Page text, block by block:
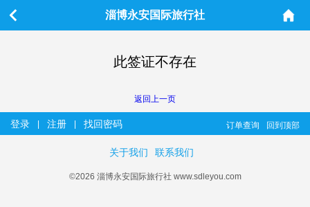
淄博永安国际旅行社
此签证不存在
返回上一页
登录 注册 找回密码 回到顶部
订单查询
关于我们 联系我们
©2026 淄博永安国际旅行社 www.sdleyou.com